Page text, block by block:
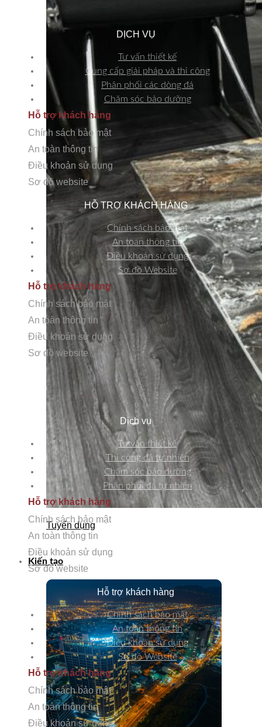
Tuyển dụng
Kiến tạo
DỊCH VỤ
Tư vấn thiết kế
Cung cấp giải pháp và thi công
Phân phối các dòng đá
Chăm sóc bảo dưỡng
Hỗ trợ khách hàng
Chính sách bảo mật
An toàn thông tin
Điều khoản sử dụng
Sơ đồ website
HỖ TRỢ KHÁCH HÀNG
Chính sách bảo mật
An toàn thông tin
Điều khoản sử dụng
Sơ đồ Website
Hỗ trợ khách hàng
Chính sách bảo mật
An toàn thông tin
Điều khoản sử dụng
Sơ đồ website
Dịch vụ
Tư vấn thiết kế
Thi công đá tự nhiên
Chăm sóc bảo dưỡng
Phân phối đá tự nhiên
Hỗ trợ khách hàng
Chính sách bảo mật
An toàn thông tin
Điều khoản sử dụng
Sơ đồ website
Hỗ trợ khách hàng
Chính sách bảo mật
An toàn thông tin
Điều khoản sử dụng
Sơ đồ Website
Hỗ trợ khách hàng
Chính sách bảo mật
An toàn thông tin
Điều khoản sử dụng